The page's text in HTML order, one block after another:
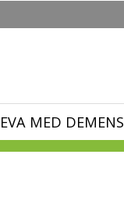
MED DEMENS